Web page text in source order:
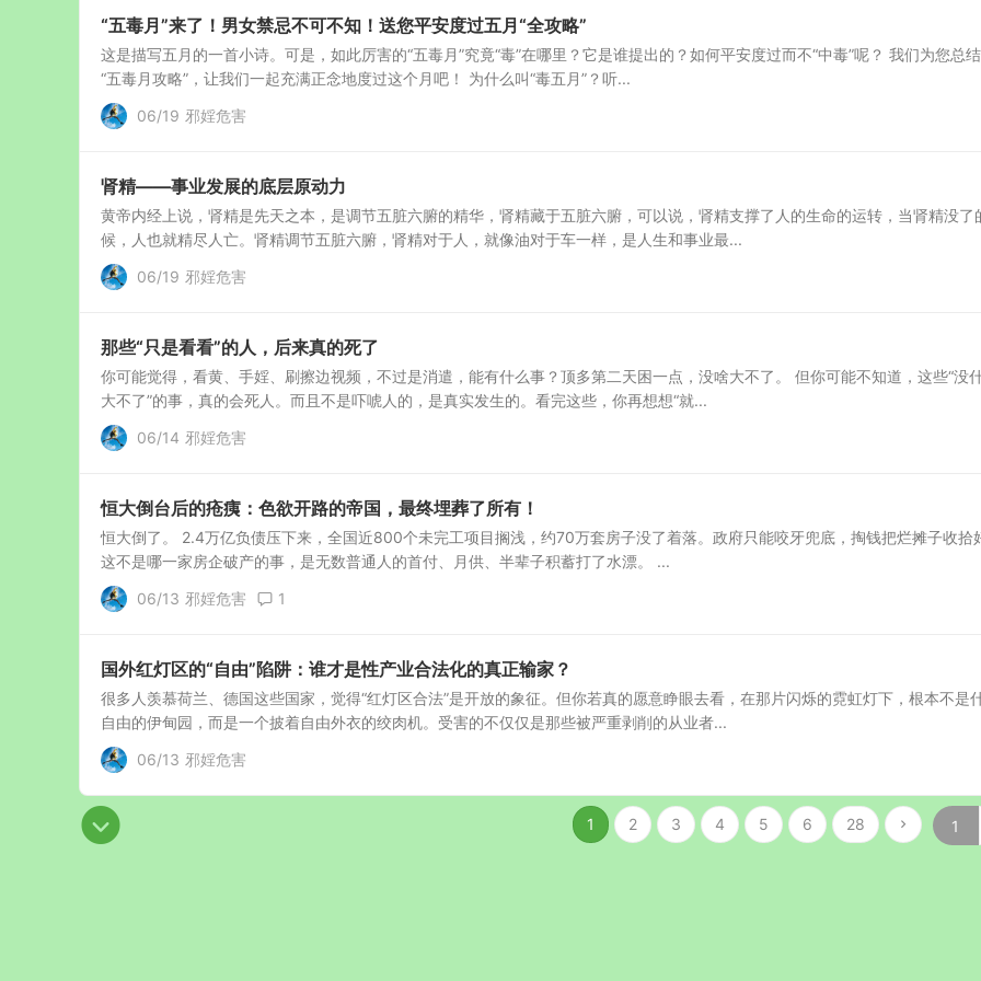
“五毒月”来了！男女禁忌不可不知！送您平安度过五月“全攻略”
这是描写五月的一首小诗。可是，如此厉害的“五毒月”究竟“毒”在哪里？它是谁提出的？如何平安度过而不“中毒”呢？ 我们为您总
“五毒月攻略”，让我们一起充满正念地度过这个月吧！ 为什么叫“毒五月”？听...
06/19 邪婬危害
肾精——事业发展的底层原动力
黄帝内经上说，肾精是先天之本，是调节五脏六腑的精华，肾精藏于五脏六腑，可以说，肾精支撑了人的生命的运转，当肾精没了
候，人也就精尽人亡。肾精调节五脏六腑，肾精对于人，就像油对于车一样，是人生和事业最...
06/19 邪婬危害
那些“只是看看”的人，后来真的死了
你可能觉得，看黄、手婬、刷擦边视频，不过是消遣，能有什么事？顶多第二天困一点，没啥大不了。 但你可能不知道，这些“没
大不了”的事，真的会死人。而且不是吓唬人的，是真实发生的。看完这些，你再想想“就...
06/14 邪婬危害
恒大倒台后的疮痍：色欲开路的帝国，最终埋葬了所有！
恒大倒了。 2.4万亿负债压下来，全国近800个未完工项目搁浅，约70万套房子没了着落。政府只能咬牙兜底，掏钱把烂摊子收拾
这不是哪一家房企破产的事，是无数普通人的首付、月供、半辈子积蓄打了水漂。 ...
06/13 邪婬危害 1
国外红灯区的“自由”陷阱：谁才是性产业合法化的真正输家？
很多人羡慕荷兰、德国这些国家，觉得“红灯区合法”是开放的象征。但你若真的愿意睁眼去看，在那片闪烁的霓虹灯下，根本不是
自由的伊甸园，而是一个披着自由外衣的绞肉机。受害的不仅仅是那些被严重剥削的从业者...
06/13 邪婬危害
1 2 3 4 5 6 28